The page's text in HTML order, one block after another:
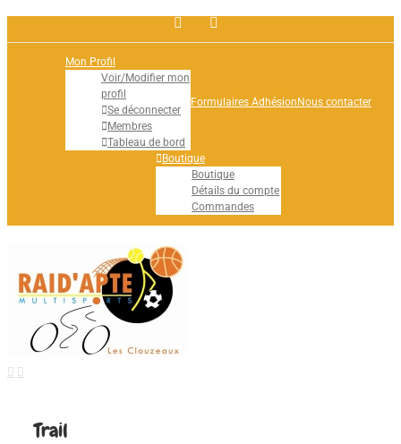
Facebook
Mon Profil
Voir/Modifier mon
profil
Se déconnecter
Membres
Tableau de bord
Formulaires Adhésion Nous contacter
Boutique
Boutique
Détails du compte
Commandes
Trail